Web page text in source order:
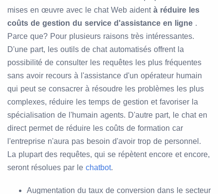
mises en œuvre avec le chat Web aident à réduire les
coûts de gestion du service d'assistance en ligne .
Parce que? Pour plusieurs raisons très intéressantes.
D'une part, les outils de chat automatisés offrent la
possibilité de consulter les requêtes les plus fréquentes
sans avoir recours à l'assistance d'un opérateur humain
qui peut se consacrer à résoudre les problèmes les plus
complexes, réduire les temps de gestion et favoriser la
spécialisation de l'humain agents. D'autre part, le chat en
direct permet de réduire les coûts de formation car
l'entreprise n'aura pas besoin d'avoir trop de personnel.
La plupart des requêtes, qui se répètent encore et encore,
seront résolues par le chatbot.
Augmentation du taux de conversion dans le secteur